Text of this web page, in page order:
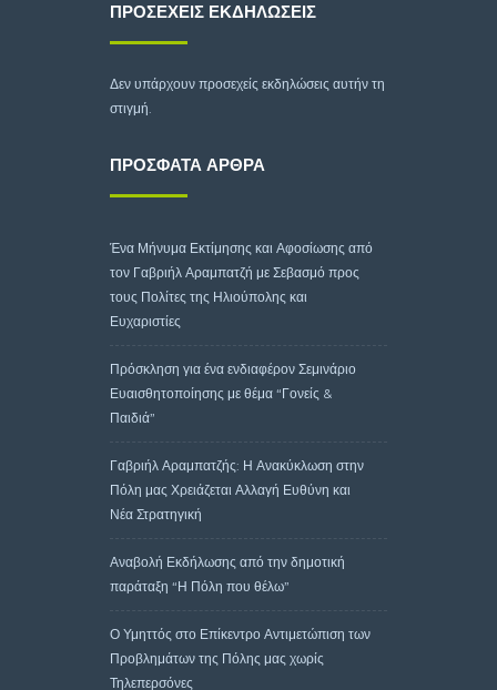
ΠΡΟΣΕΧΕΊΣ ΕΚΔΗΛΏΣΕΙΣ
Δεν υπάρχουν προσεχείς εκδηλώσεις αυτήν τη
στιγμή.
ΠΡΌΣΦΑΤΑ ΆΡΘΡΑ
Ένα Μήνυμα Εκτίμησης και Αφοσίωσης από
τον Γαβριήλ Αραμπατζή με Σεβασμό προς
τους Πολίτες της Ηλιούπολης και
Ευχαριστίες
Πρόσκληση για ένα ενδιαφέρον Σεμινάριο
Ευαισθητοποίησης με θέμα “Γονείς &
Παιδιά”
Γαβριήλ Αραμπατζής: Η Ανακύκλωση στην
Πόλη μας Χρειάζεται Αλλαγή Ευθύνη και
Νέα Στρατηγική
Αναβολή Εκδήλωσης από την δημοτική
παράταξη “Η Πόλη που θέλω”
Ο Υμηττός στο Επίκεντρο Αντιμετώπιση των
Προβλημάτων της Πόλης μας χωρίς
Τηλεπερσόνες